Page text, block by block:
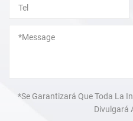
*Se Garantizará Que Toda La
Divulgará